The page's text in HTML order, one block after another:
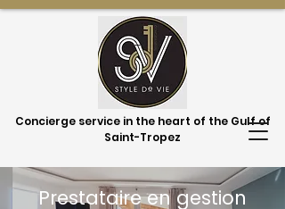
Concierge service in the heart of the Gulf of
Saint-Tropez
Prestataire en gestion